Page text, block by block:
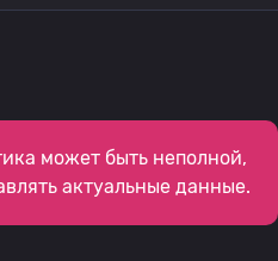
может быть неполной,
актуальные данные.